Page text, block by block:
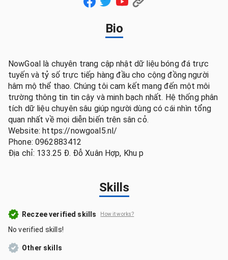
Bio
NowGoal là chuyên trang cập nhật dữ liệu bóng đá trực
tuyến và tỷ số trực tiếp hàng đầu cho cộng đồng người
hâm mộ thể thao. Chúng tôi cam kết mang đến một môi
trường thông tin tin cậy và minh bạch nhất. Hệ thống phân
tích dữ liệu chuyên sâu giúp người dùng có cái nhìn tổng
quan nhất về mọi diễn biến trên sân cỏ.
Website: https://nowgoal5.nl/
Phone: 0962883412
Địa chỉ: 133.25 Đ. Đỗ Xuân Hợp, Khu p
Skills
Reczee verified skills How it works?
No verified skills!
Other skills